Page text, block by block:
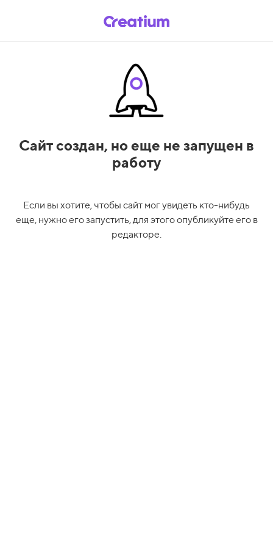
Сайт создан, но еще не запущен в
работу
Если вы хотите, чтобы сайт мог увидеть кто-нибудь
еще, нужно его запустить, для этого опубликуйте его в
редакторе.